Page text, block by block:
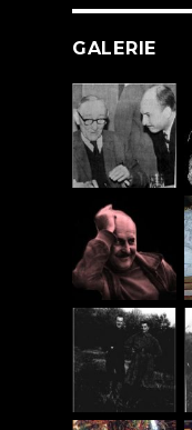
GALERIE